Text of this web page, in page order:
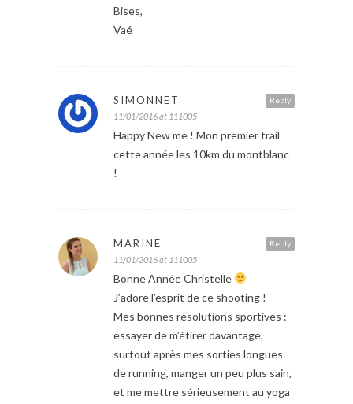
Bises,
Vaé
Reply
SIMONNET
11/01/2016 at 111005
Happy New me ! Mon premier trail
cette année les 10km du montblanc
!
Reply
MARINE
11/01/2016 at 111005
Bonne Année Christelle
J’adore l’esprit de ce shooting !
Mes bonnes résolutions sportives :
essayer de m’étirer davantage,
surtout après mes sorties longues
de running, manger un peu plus sain,
et me mettre sérieusement au yoga